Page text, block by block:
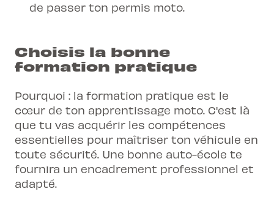
de passer ton permis moto.
Choisis la bonne
formation pratique
Pourquoi : la formation pratique est le
cœur de ton apprentissage moto. C'est là
que tu vas acquérir les compétences
essentielles pour maîtriser ton véhicule en
toute sécurité. Une bonne auto-école te
fournira un encadrement professionnel et
adapté.